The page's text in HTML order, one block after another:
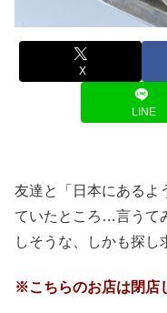
X
LINE
友達と「日本にあるよ
ていたところ…言うて
しそうな、しかも探し
※こちらのお店は閉店